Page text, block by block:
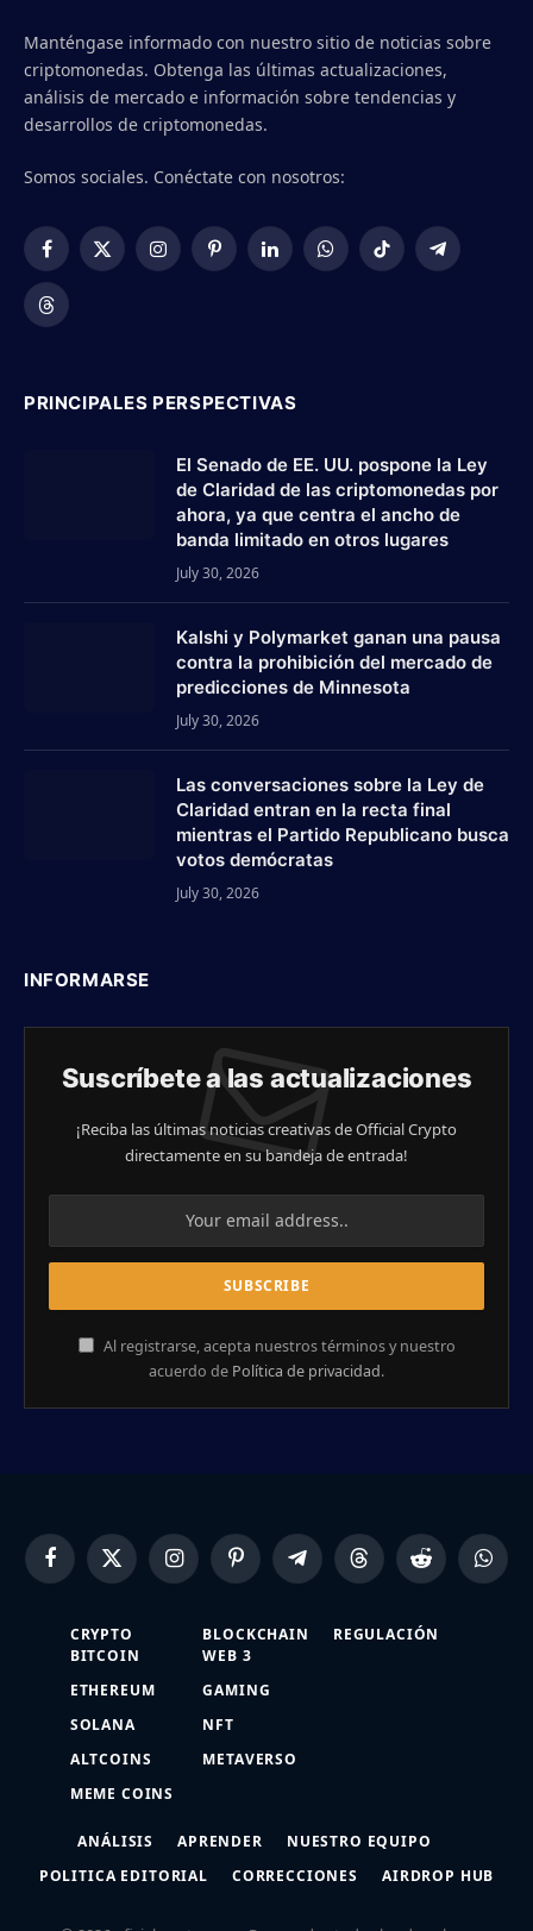
Manténgase informado con nuestro sitio de noticias sobre
criptomonedas. Obtenga las últimas actualizaciones,
análisis de mercado e información sobre tendencias y
desarrollos de criptomonedas.
Somos sociales. Conéctate con nosotros:
Facebook
X
InstagramPinterestLinkedInWhatsApp
TikTok Telegram
Threads
PRINCIPALES PERSPECTIVAS
El Senado de EE. UU. pospone la Ley
de Claridad de las criptomonedas por
ahora, ya que centra el ancho de
banda limitado en otros lugares
July 30, 2026
Kalshi y Polymarket ganan una pausa
contra la prohibición del mercado de
predicciones de Minnesota
July 30, 2026
Las conversaciones sobre la Ley de
Claridad entran en la recta final
mientras el Partido Republicano busca
votos demócratas
July 30, 2026
INFORMARSE
Suscríbete a las actualizaciones
¡Reciba las últimas noticias creativas de Official Crypto
directamente en su bandeja de entrada!
Al registrarse, acepta nuestros términos y nuestro
acuerdo de Política de privacidad.
FacebookX
(Twitter)
InstagramPinterestTelegramThreads Reddit
CRYPTO
BITCOIN
ETHEREUM
SOLANA
ALTCOINS
MEME COINS
BLOCKCHAIN
WEB 3
GAMING
NFT
METAVERSO
REGULACIÓN
ANÁLISIS APRENDER
NUESTRO EQUIPO
POLITICA EDITORIAL
CORRECCIONES AIRDROP HUB